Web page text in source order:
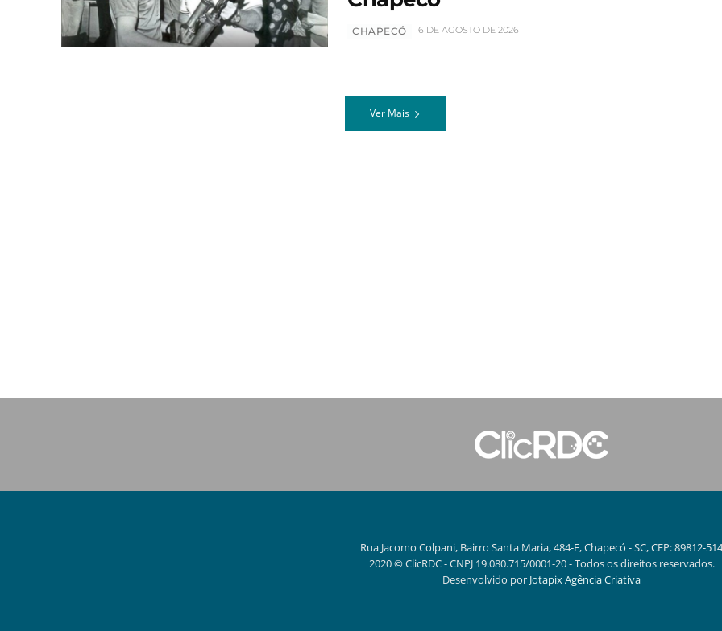
CHAPECÓ 6 DE AGOSTO DE 2026
Ver Mais
Rua Jacomo Colpani, Bairro Santa Maria, 484-E, Chapecó - SC, CEP: 89812-514
2020 © ClicRDC - CNPJ 19.080.715/0001-20 - Todos os direitos reservados.
Desenvolvido por Jotapix Agência Criativa